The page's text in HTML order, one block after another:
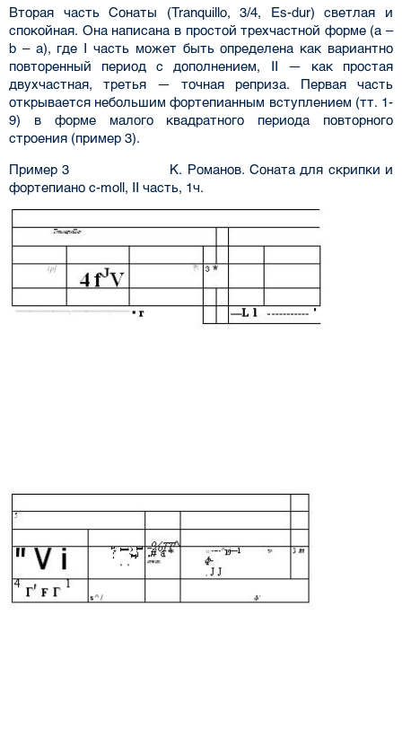
Вторая часть Сонаты (Tranquillo, 3/4, Es-dur) светлая и
спокойная. Она написана в простой трехчастной форме (a –
b – a), где I часть может быть определена как вариантно
повторенный период с дополнением, II — как простая
двухчастная, третья — точная реприза. Первая часть
открывается небольшим фортепианным вступлением (тт. 1-
9) в форме малого квадратного периода повторного
строения (пример 3).
Пример 3 К. Романов. Соната для скрипки и
фортепиано c-moll, II часть, 1ч.